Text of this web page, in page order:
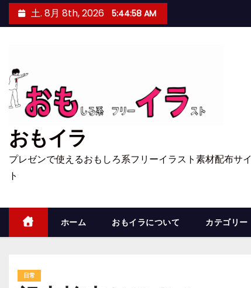
ン
土. 8月 8th, 2026 5:44:58 AM
おもイラ
プレゼンで使えるおもしろ系フリーイラスト素材配布サイ
ト
ホーム おもイラについて カテゴリー
日常